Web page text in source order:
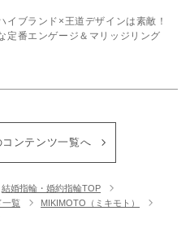
イブランド×王道デザインは素敵！
定番エンゲージ＆マリッジリング
コンテンツ一覧へ
結婚指輪・婚約指輪TOP
一覧
MIKIMOTO（ミキモト）